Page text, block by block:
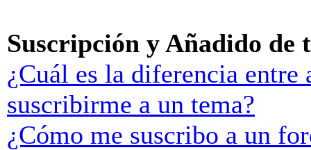
Suscripción y Añadido de
¿Cuál es la diferencia
suscribirme a un tema?
¿Cómo me suscribo a un